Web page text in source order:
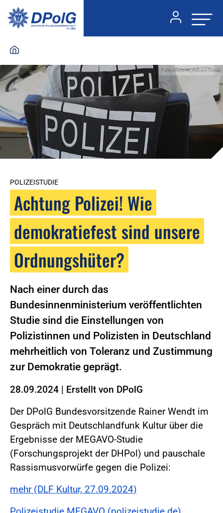
Foto:Heinz H_Adobe Stock
POLIZEISTUDIE
Achtung Polizei! Wie
demokratiefest sind unsere
Ordnungshüter?
Nach einer durch das
Bundesinnenministerium veröffentlichten
Studie sind die Einstellungen von
Polizistinnen und Polizisten in Deutschland
mehrheitlich von Toleranz und Zustimmung
zur Demokratie geprägt.
28.09.2024 | Erstellt von DPolG
Der DPolG Bundesvorsitzende Rainer Wendt im
Gespräch mit Deutschlandfunk Kultur über die
Ergebnisse der MEGAVO-Studie
(Forschungsprojekt der DHPol) und pauschale
Rassismusvorwürfe gegen die Polizei:
mehr (DLF Kultur, 27.09.2024)